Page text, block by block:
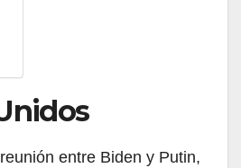
entre Biden y Putin,